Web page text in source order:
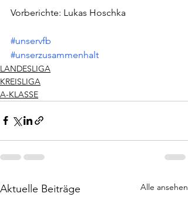
Vorberichte: Lukas Hoschka
#unservfb
#unserzusammenhalt
LANDESLIGA
KREISLIGA
A-KLASSE
Aktuelle Beiträge Alle ansehen